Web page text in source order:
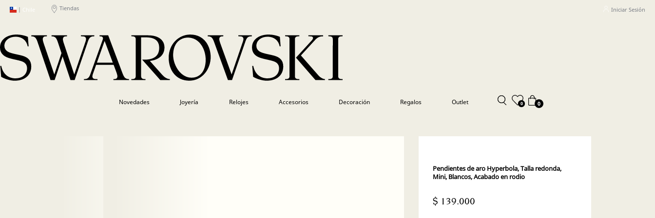
| Chile Tiendas Iniciar Sesión
Novedades Joyería Relojes Accesorios Decoración Regalos Outlet 0 0
Pendientes de aro Hyperbola, Talla redonda,
Mini, Blancos, Acabado en rodio
$ 139.000